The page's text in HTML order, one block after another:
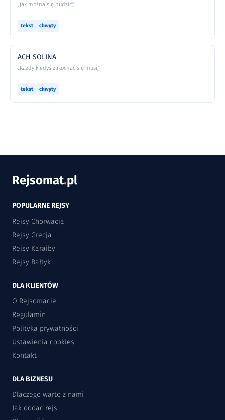
„Jak można się nudzić,”
tekst chwyty
ACH SOLINA
„Każdy kiedyś zakochać się musi,”
tekst chwyty
Rejsomat.pl
POPULARNE REJSY
Rejsy Chorwacja
Rejsy Grecja
Rejsy Karaiby
Rejsy Bałtyk
DLA KLIENTÓW
O Rejsomacie
Regulamin
Polityka prywatności
Ustawienia cookies
Kontakt
DLA BIZNESU
Dlaczego warto z nami
Jak dodać rejs